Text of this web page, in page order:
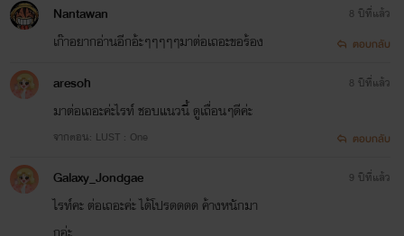
.
Nantawan
เก๊าอยากอ่านอีกอ้ะๆๆๆๆๆมาต่อเถอะขอร้อง
8 ปีที่แล้ว
ตอบกลับ
aresoh
มาต่อเถอะค่ะไรท์ ชอบแนวนี้ ดูเถื่อนๆดีค่ะ
จากตอน: LUST : One
8 ปีที่แล้ว
ตอบกลับ
Galaxy_Jondgae
ไรท์คะ ต่อเถอะค่ะ ได้โปรดดดด ค้างหนักมา
9 ปีที่แล้ว